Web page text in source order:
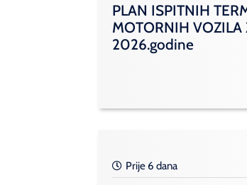
PLAN ISPITNIH
MOTORNIH VOZILA
2026.godine
Prije 6 dana